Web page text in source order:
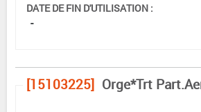
DATE DE FIN D'UTILISATION :
-
[15103225] Orge*Trt